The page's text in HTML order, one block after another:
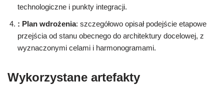
technologiczne i punkty integracji.
: Plan wdrożenia: szczegółowo opisał podejście etapowe
przejścia od stanu obecnego do architektury docelowej, z
wyznaczonymi celami i harmonogramami.
Wykorzystane artefakty